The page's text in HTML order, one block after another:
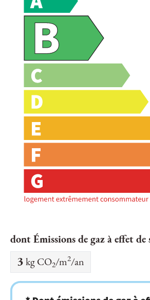
dont Émissions de gaz à effet de
3 kg CO2/m2/an